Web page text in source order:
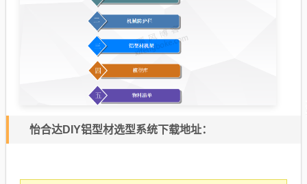
怡合达DIY铝型材选型系统下载地址：